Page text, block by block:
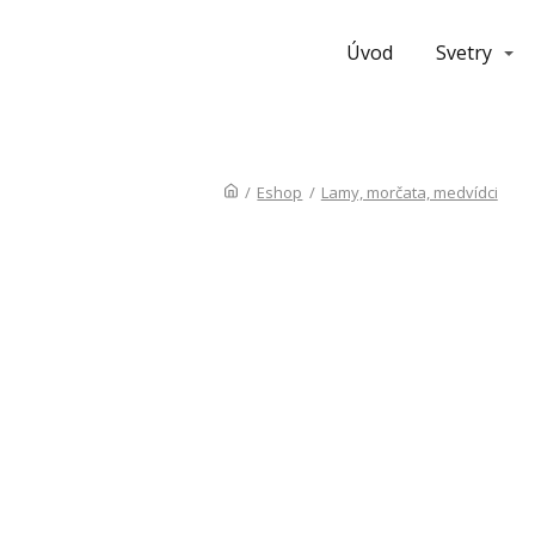
Úvod Svetry
/ Eshop / Lamy, morčata, medvídci